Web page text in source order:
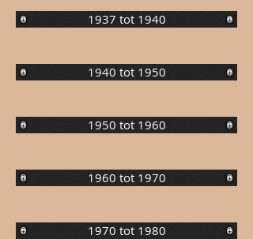
1937 tot 1940
1940 tot 1950
1950 tot 1960
1960 tot 1970
1970 tot 1980